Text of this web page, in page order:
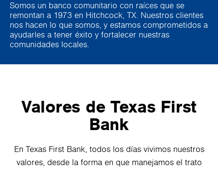
Somos un banco comunitario con raíces que se
remontan a 1973 en Hitchcock, TX. Nuestros clientes
nos hacen lo que somos, y estamos comprometidos a
ayudarles a tener éxito y fortalecer nuestras
comunidades locales.
Valores de Texas First
Bank
En Texas First Bank, todos los días vivimos nuestros
valores, desde la forma en que manejamos el trato